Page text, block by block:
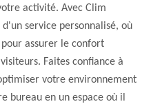
activité. Avec Clim
service personnalisé, où
assurer le confort
Faites confiance à
votre environnement
bureau en un espace où il